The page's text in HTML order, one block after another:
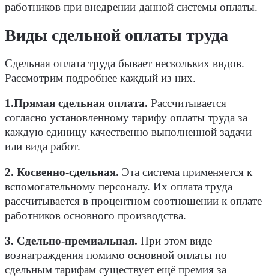
работников при внедрении данной системы оплаты.
Виды сдельной оплаты труда
Сдельная оплата труда бывает нескольких видов.
Рассмотрим подробнее каждый из них.
1.Прямая сдельная оплата. Рассчитывается
согласно установленному тарифу оплаты труда за
каждую единицу качественно выполненной задачи
или вида работ.
2. Косвенно-сдельная. Эта система применяется к
вспомогательному персоналу. Их оплата труда
рассчитывается в процентном соотношении к оплате
работников основного производства.
3. Сдельно-премиальная. При этом виде
вознаграждения помимо основной оплаты по
сдельным тарифам существует ещё премия за